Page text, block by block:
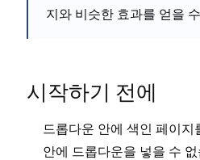
지와 비슷한 효과를 얻을
시작하기 전에
드롭다운 안에 색인 페이지
안에 드롭다운을 넣을 수